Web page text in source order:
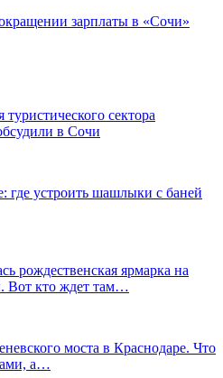
зарплаты в «Сочи»
сектора
в Сочи
где устроить шашлыки с баней
рождественская ярмарка на
Вот кто ждет там…
моста в Краснодаре. Что
а…